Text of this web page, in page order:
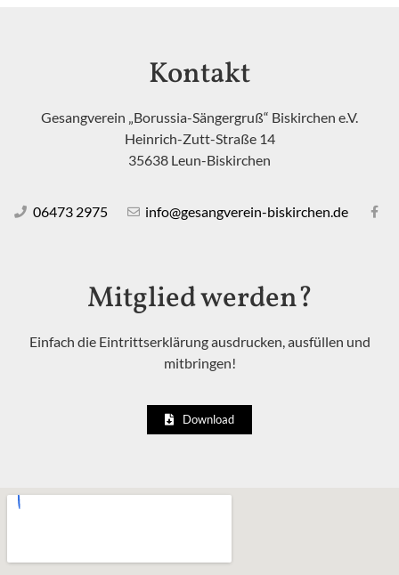
Kontakt
Gesangverein „Borussia-Sängergruß“ Biskirchen e.V.
Heinrich-Zutt-Straße 14
35638 Leun-Biskirchen
06473 2975 info@gesangverein-biskirchen.de
Mitglied werden?
Einfach die Eintrittserklärung ausdrucken, ausfüllen und
mitbringen!
Download